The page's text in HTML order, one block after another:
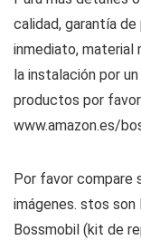
calidad, garantía
inmediato, material
la instalación por
productos por
www.amazon.es/
Por favor compare
imágenes. stos
Bossmobil (kit de